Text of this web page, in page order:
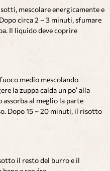
mescolare energicamente e
circa 2 – 3 minuti, sfumare
Il liquido deve coprire
medio mescolando
la zuppa calda un po’ alla
al meglio la parte
Dopo 15 – 20 minuti, il risotto
il resto del burro e il